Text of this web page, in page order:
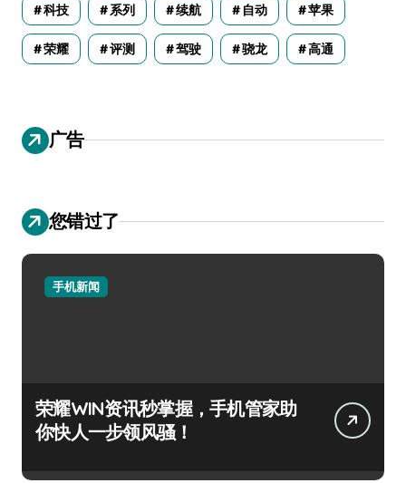
科技 系列 续航 自动 苹果
荣耀 评测 驾驶 骁龙 高通
广告
您错过了
手机新闻
荣耀WIN资讯秒掌握，手机管家助
你快人一步领风骚！